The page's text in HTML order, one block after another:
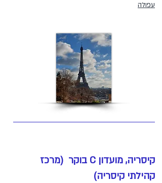
עפולה
קיסריה, מועדון C בוקר (מרכז
קהילתי קיסריה)